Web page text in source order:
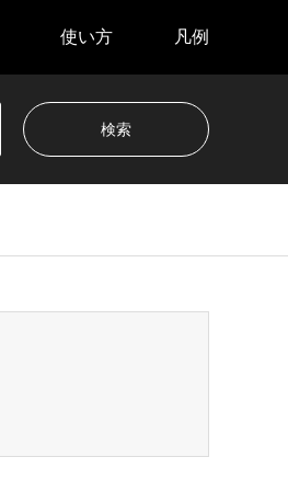
使い方 凡例